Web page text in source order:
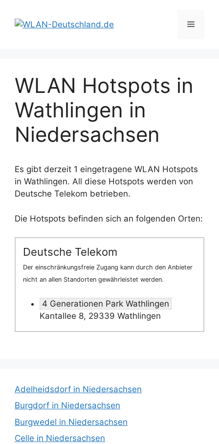
Inhalt
springen
Menü
WLAN Hotspots in
Wathlingen in
Niedersachsen
Es gibt derzeit 1 eingetragene WLAN Hotspots
in Wathlingen. All diese Hotspots werden von
Deutsche Telekom betrieben.
Die Hotspots befinden sich an folgenden Orten:
Deutsche Telekom
Der einschränkungsfreie Zugang kann durch den Anbieter
nicht an allen Standorten gewährleistet werden.
4 Generationen Park Wathlingen
Kantallee 8, 29339 Wathlingen
Adelheidsdorf in Niedersachsen
Burgdorf in Niedersachsen
Burgwedel in Niedersachsen
Celle in Niedersachsen